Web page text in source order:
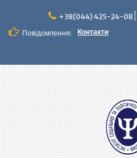
вмісту
+38(044) 425-24-08
Повідомлення:
Контакти